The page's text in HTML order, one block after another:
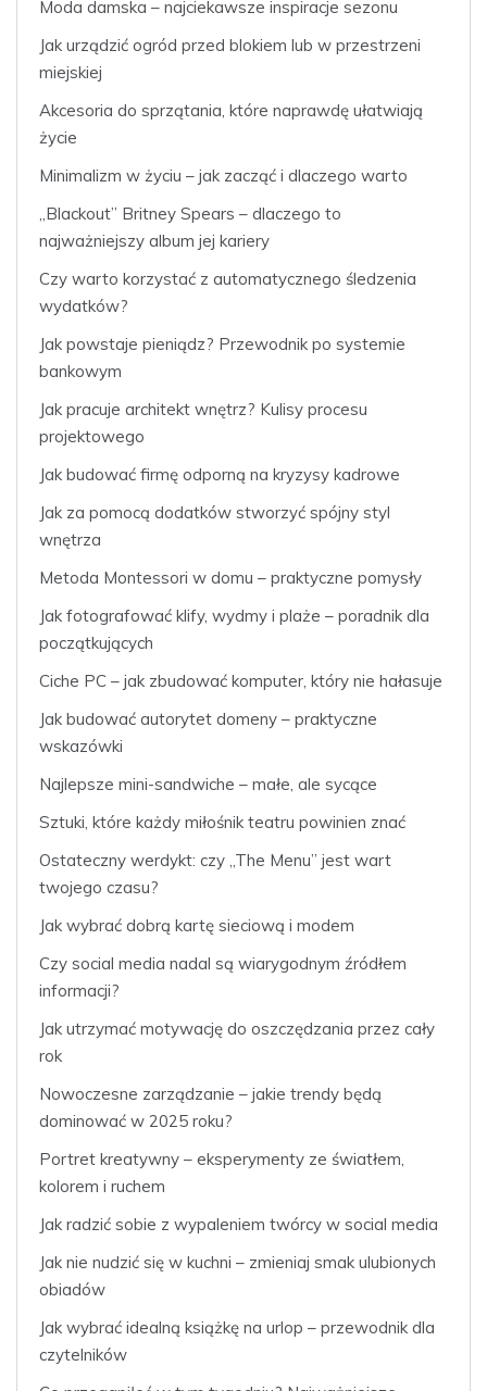
Moda damska – najciekawsze inspiracje sezonu
Jak urządzić ogród przed blokiem lub w przestrzeni
miejskiej
Akcesoria do sprzątania, które naprawdę ułatwiają
życie
Minimalizm w życiu – jak zacząć i dlaczego warto
„Blackout” Britney Spears – dlaczego to
najważniejszy album jej kariery
Czy warto korzystać z automatycznego śledzenia
wydatków?
Jak powstaje pieniądz? Przewodnik po systemie
bankowym
Jak pracuje architekt wnętrz? Kulisy procesu
projektowego
Jak budować firmę odporną na kryzysy kadrowe
Jak za pomocą dodatków stworzyć spójny styl
wnętrza
Metoda Montessori w domu – praktyczne pomysły
Jak fotografować klify, wydmy i plaże – poradnik dla
początkujących
Ciche PC – jak zbudować komputer, który nie hałasuje
Jak budować autorytet domeny – praktyczne
wskazówki
Najlepsze mini-sandwiche – małe, ale sycące
Sztuki, które każdy miłośnik teatru powinien znać
Ostateczny werdykt: czy „The Menu” jest wart
twojego czasu?
Jak wybrać dobrą kartę sieciową i modem
Czy social media nadal są wiarygodnym źródłem
informacji?
Jak utrzymać motywację do oszczędzania przez cały
rok
Nowoczesne zarządzanie – jakie trendy będą
dominować w 2025 roku?
Portret kreatywny – eksperymenty ze światłem,
kolorem i ruchem
Jak radzić sobie z wypaleniem twórcy w social media
Jak nie nudzić się w kuchni – zmieniaj smak ulubionych
obiadów
Jak wybrać idealną książkę na urlop – przewodnik dla
czytelników